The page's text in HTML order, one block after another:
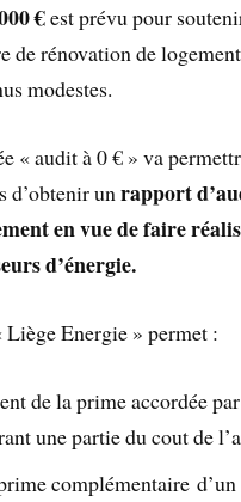
€est prévu pour
de rénovation de
modestes.
« audit à 0 € » va
d’obtenir unrapport
en vue de faire
d’énergie.
Liège Energie » permet :
de la prime accordée
une partie du cout de
complémentaire